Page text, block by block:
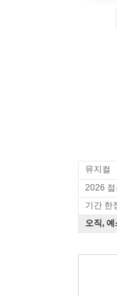
2026 젊
기간 한
오직,